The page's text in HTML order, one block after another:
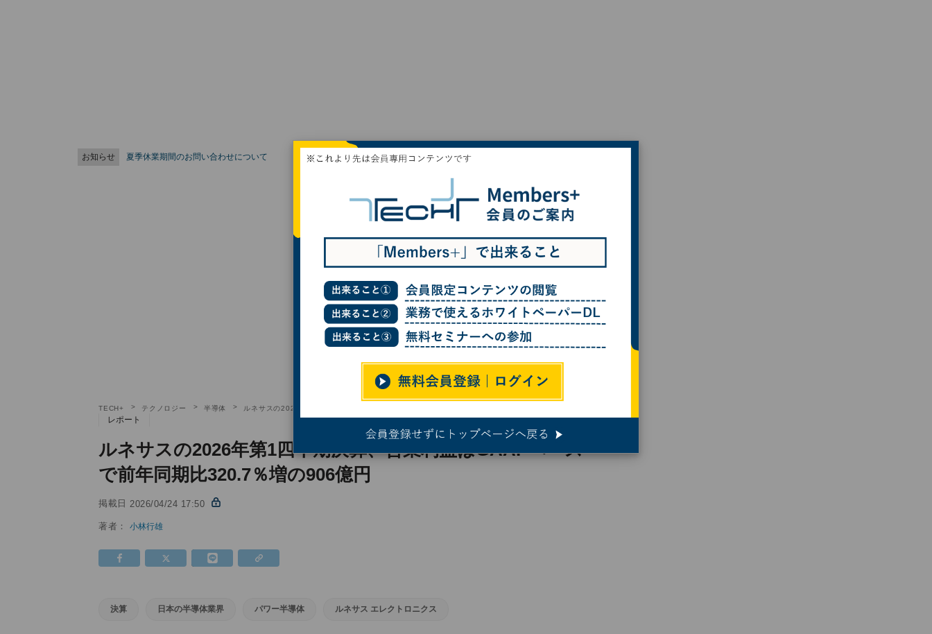
お知らせ 夏季休業期間のお問い合わせについて
TECH+ テクノロジー 半導体 ルネサスの2026年第1四半期決算、営業利益はGAAPベースで前年同期比320.7％増の906億円
レポート
ルネサスの2026年第1四半期決算、営業利益はGAAPベース
で前年同期比320.7％増の906億円
掲載日 2026/04/24 17:50
著者：小林行雄
決算 日本の半導体業界 パワー半導体 ルネサス エレクトロニクス